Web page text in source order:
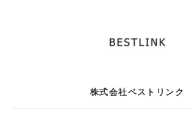
株式会社ベストリンク